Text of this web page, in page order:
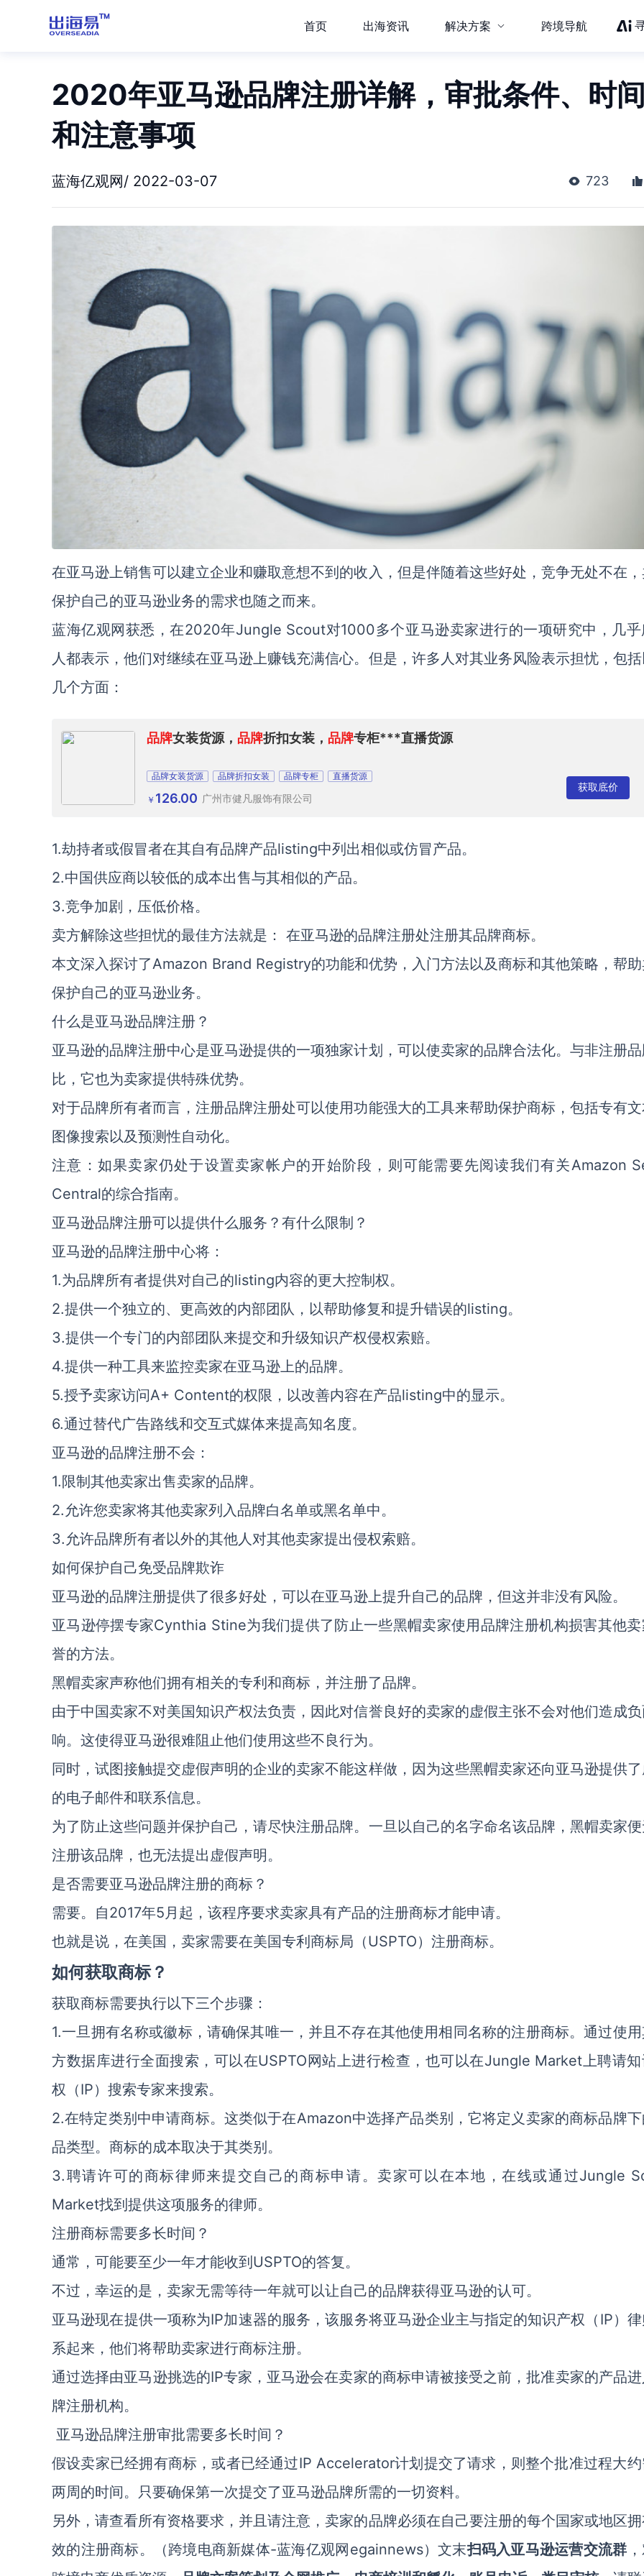
首页 出海资讯 解决方案 跨境导航
2020年亚马逊品牌注册详解，审批条件、时间
和注意事项
蓝海亿观网/ 2022-03-07 723
在亚马逊上销售可以建立企业和赚取意想不到的收入，但是伴随着这些好处，竞争无处不在
保护自己的亚马逊业务的需求也随之而来。
蓝海亿观网获悉，在2020年Jungle Scout对1000多个亚马逊卖家进行的一项研究中，几
人都表示，他们对继续在亚马逊上赚钱充满信心。但是，许多人对其业务风险表示担忧，包
几个方面：
品牌女装货源， 品牌折扣女装， 品牌专柜***直播货源
品牌女装货源 品牌折扣女装 品牌专柜 直播货源
￥ 126.00 广州市健凡服饰有限公司
获取底价
1.劫持者或假冒者在其自有品牌产品listing中列出相似或仿冒产品。
2.中国供应商以较低的成本出售与其相似的产品。
3.竞争加剧，压低价格。
卖方解除这些担忧的最佳方法就是： 在亚马逊的品牌注册处注册其品牌商标。
本文深入探讨了Amazon Brand Registry的功能和优势，入门方法以及商标和其他策略，帮
保护自己的亚马逊业务。
什么是亚马逊品牌注册？
亚马逊的品牌注册中心是亚马逊提供的一项独家计划，可以使卖家的品牌合法化。与非注册品
比，它也为卖家提供特殊优势。
对于品牌所有者而言，注册品牌注册处可以使用功能强大的工具来帮助保护商标，包括专有
图像搜索以及预测性自动化。
注意：如果卖家仍处于设置卖家帐户的开始阶段，则可能需要先阅读我们有关Amazon
Central的综合指南。
亚马逊品牌注册可以提供什么服务？有什么限制？
亚马逊的品牌注册中心将：
1.为品牌所有者提供对自己的listing内容的更大控制权。
2.提供一个独立的、更高效的内部团队，以帮助修复和提升错误的listing。
3.提供一个专门的内部团队来提交和升级知识产权侵权索赔。
4.提供一种工具来监控卖家在亚马逊上的品牌。
5.授予卖家访问A+ Content的权限，以改善内容在产品listing中的显示。
6.通过替代广告路线和交互式媒体来提高知名度。
亚马逊的品牌注册不会：
1.限制其他卖家出售卖家的品牌。
2.允许您卖家将其他卖家列入品牌白名单或黑名单中。
3.允许品牌所有者以外的其他人对其他卖家提出侵权索赔。
如何保护自己免受品牌欺诈
亚马逊的品牌注册提供了很多好处，可以在亚马逊上提升自己的品牌，但这并非没有风险。
亚马逊停摆专家Cynthia Stine为我们提供了防止一些黑帽卖家使用品牌注册机构损害其他
誉的方法。
黑帽卖家声称他们拥有相关的专利和商标，并注册了品牌。
由于中国卖家不对美国知识产权法负责，因此对信誉良好的卖家的虚假主张不会对他们造成
响。这使得亚马逊很难阻止他们使用这些不良行为。
同时，试图接触提交虚假声明的企业的卖家不能这样做，因为这些黑帽卖家还向亚马逊提供
的电子邮件和联系信息。
为了防止这些问题并保护自己，请尽快注册品牌。一旦以自己的名字命名该品牌，黑帽卖家
注册该品牌，也无法提出虚假声明。
是否需要亚马逊品牌注册的商标？
需要。自2017年5月起，该程序要求卖家具有产品的注册商标才能申请。
也就是说，在美国，卖家需要在美国专利商标局（USPTO）注册商标。
如何获取商标？
获取商标需要执行以下三个步骤：
1.一旦拥有名称或徽标，请确保其唯一，并且不存在其他使用相同名称的注册商标。通过使
方数据库进行全面搜索，可以在USPTO网站上进行检查，也可以在Jungle Market上聘请
权（IP）搜索专家来搜索。
2.在特定类别中申请商标。这类似于在Amazon中选择产品类别，它将定义卖家的商标品牌
品类型。商标的成本取决于其类别。
3.聘请许可的商标律师来提交自己的商标申请。卖家可以在本地，在线或通过Jungle
Market找到提供这项服务的律师。
注册商标需要多长时间？
通常，可能要至少一年才能收到USPTO的答复。
不过，幸运的是，卖家无需等待一年就可以让自己的品牌获得亚马逊的认可。
亚马逊现在提供一项称为IP加速器的服务，该服务将亚马逊企业主与指定的知识产权（IP）
系起来，他们将帮助卖家进行商标注册。
通过选择由亚马逊挑选的IP专家，亚马逊会在卖家的商标申请被接受之前，批准卖家的产品
牌注册机构。
亚马逊品牌注册审批需要多长时间？
假设卖家已经拥有商标，或者已经通过IP Accelerator计划提交了请求，则整个批准过程大
两周的时间。只要确保第一次提交了亚马逊品牌所需的一切资料。
另外，请查看所有资格要求，并且请注意，卖家的品牌必须在自己要注册的每个国家或地区
效的注册商标。（跨境电商新媒体-蓝海亿观网egainnews）文末扫码入亚马逊运营交流群